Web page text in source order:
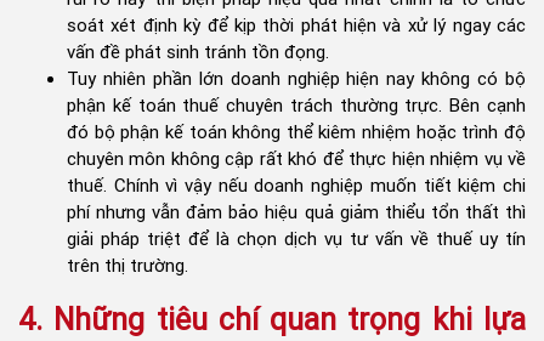
soát xét định kỳ để kịp thời phát hiện và xử lý ngay các
vấn đề phát sinh tránh tồn đọng.
Tuy nhiên phần lớn doanh nghiệp hiện nay không có bộ
phận kế toán thuế chuyên trách thường trực. Bên cạnh
đó bộ phận kế toán không thể kiêm nhiệm hoặc trình độ
chuyên môn không cập rất khó để thực hiện nhiệm vụ về
thuế. Chính vì vậy nếu doanh nghiệp muốn tiết kiệm chi
phí nhưng vẫn đảm bảo hiệu quả giảm thiểu tổn thất thì
giải pháp triệt để là chọn dịch vụ tư vấn về thuế uy tín
trên thị trường.
4. Những tiêu chí quan trọng khi lựa